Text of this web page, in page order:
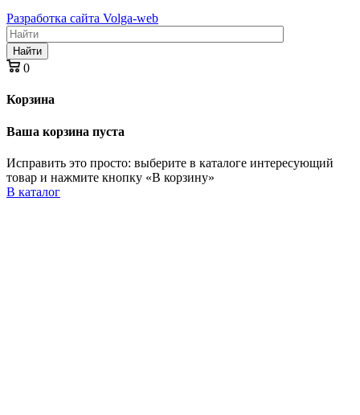
Разработка сайта Volga-web
Найти
0
Корзина
Ваша корзина пуста
Исправить это просто: выберите в каталоге интересующий
товар и нажмите кнопку «В корзину»
В каталог